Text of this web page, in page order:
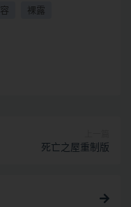
裸露
死亡之屋重制版